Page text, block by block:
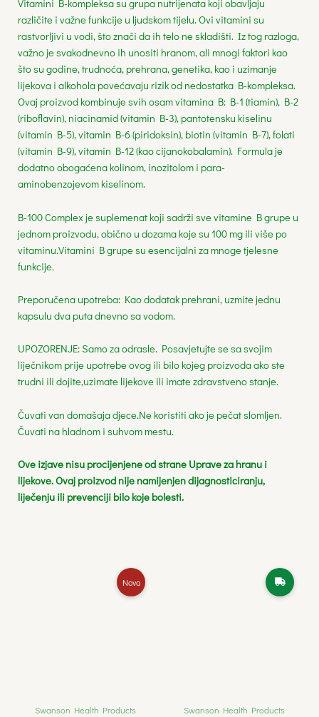
Vitamini B-kompleksa su grupa nutrijenata koji obavljaju
različite i važne funkcije u ljudskom tijelu. Ovi vitamini su
rastvorljivi u vodi, što znači da ih telo ne skladišti. Iz tog razloga,
važno je svakodnevno ih unositi hranom, ali mnogi faktori kao
što su godine, trudnoća, prehrana, genetika, kao i uzimanje
lijekova i alkohola povećavaju rizik od nedostatka B-kompleksa.
Ovaj proizvod kombinuje svih osam vitamina B: B-1 (tiamin), B-2
(riboflavin), niacinamid (vitamin B-3), pantotensku kiselinu
(vitamin B-5), vitamin B-6 (piridoksin), biotin (vitamin B-7), folati
(vitamin B-9), vitamin B-12 (kao cijanokobalamin). Formula je
dodatno obogaćena kolinom, inozitolom i para-
aminobenzojevom kiselinom.
B-100 Complex je suplemenat koji sadrži sve vitamine B grupe u
jednom proizvodu, obično u dozama koje su 100 mg ili više po
vitaminu.Vitamini B grupe su esencijalni za mnoge tjelesne
funkcije.
Preporučena upotreba: Kao dodatak prehrani, uzmite jednu
kapsulu dva puta dnevno sa vodom.
UPOZORENJE: Samo za odrasle. Posavjetujte se sa svojim
liječnikom prije upotrebe ovog ili bilo kojeg proizvoda ako ste
trudni ili dojite,uzimate lijekove ili imate zdravstveno stanje.
Čuvati van domašaja djece.Ne koristiti ako je pečat slomljen.
Čuvati na hladnom i suhvom mestu.
Ove izjave nisu procijenjene od strane Uprave za hranu i
lijekove. Ovaj proizvod nije namijenjen dijagnosticiranju,
liječenju ili prevenciji bilo koje bolesti.
Novo
Swanson Health Products Swanson Health Products